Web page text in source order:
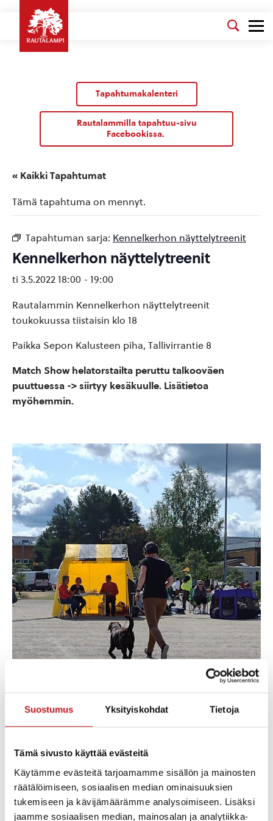
Suostumus Yksityiskohdat Tietoja
Tämä sivusto käyttää evästeitä
Käytämme evästeitä tarjoamamme sisällön ja mainosten
räätälöimiseen, sosiaalisen median ominaisuuksien
tukemiseen ja kävijämäärämme analysoimiseen. Lisäksi
jaamme sosiaalisen median, mainosalan ja analytiikka-
Tapahtumakalenteri
Rautalammilla tapahtuu-sivu
Facebookissa.
« Kaikki Tapahtumat
Tämä tapahtuma on mennyt.
Tapahtuman sarja: Kennelkerhon näyttelytreenit
Kennelkerhon näyttelytreenit
ti 3.5.2022 18:00 - 19:00
Rautalammin Kennelkerhon näyttelytreenit
toukokuussa tiistaisin klo 18
Paikka Sepon Kalusteen piha, Tallivirrantie 8
Match Show helatorstailta peruttu talkooväen
puuttuessa -> siirtyy kesäkuulle. Lisätietoa
myöhemmin.